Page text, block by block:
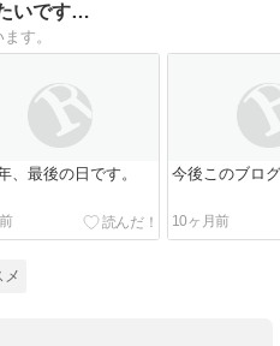
いです…
す。
、最後の日です。 今後このブロ
10ヶ月前
メ